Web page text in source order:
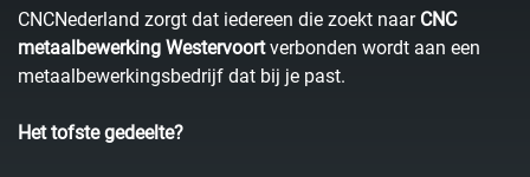
CNCNederland zorgt dat iedereen die zoekt naar CNC
metaalbewerking Westervoortverbonden wordt aan een
metaalbewerkingsbedrijf dat bij je past.
Het tofste gedeelte?